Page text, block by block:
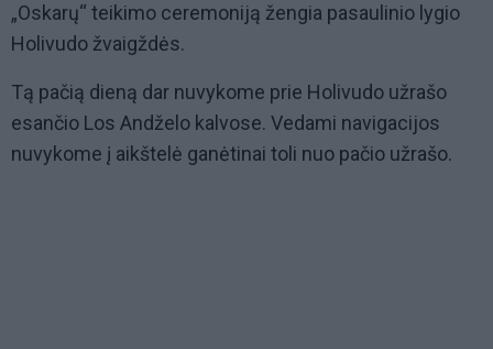
„Oskarų“ teikimo ceremoniją žengia pasaulinio lygio
Holivudo žvaigždės.
Tą pačią dieną dar nuvykome prie Holivudo užrašo
esančio Los Andželo kalvose. Vedami navigacijos
nuvykome į aikštelė ganėtinai toli nuo pačio užrašo.